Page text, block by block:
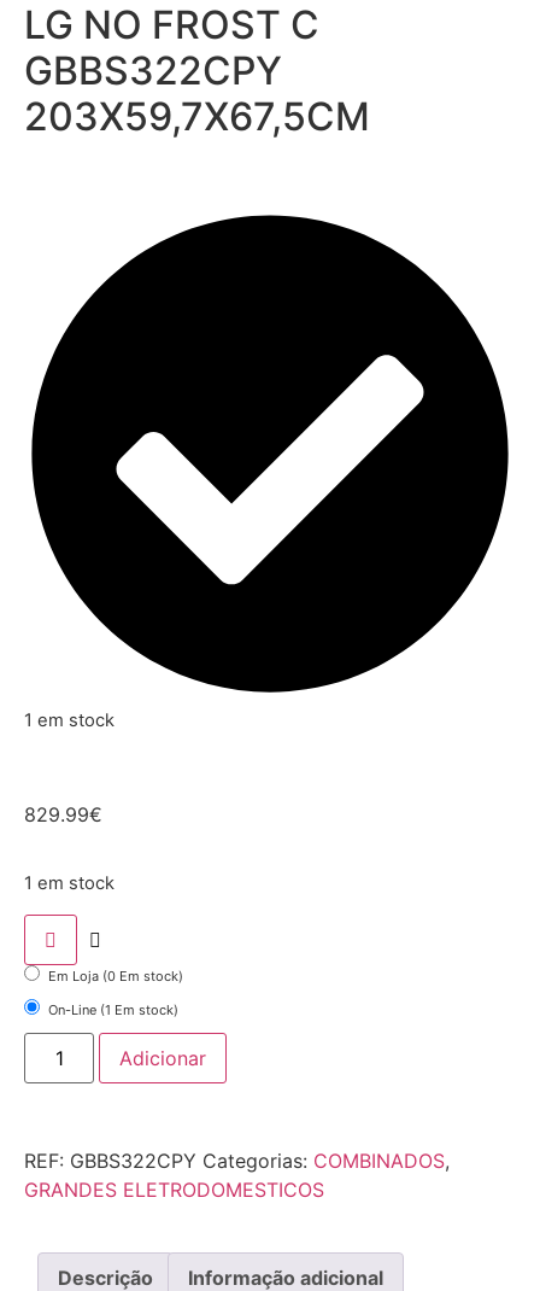
LG NO FROST C
GBBS322CPY
203X59,7X67,5CM
1 em stock
829.99€
1 em stock
Em Loja (0 Em stock)
On-Line (1 Em stock)
Adicionar
REF: GBBS322CPY Categorias: COMBINADOS,
GRANDES ELETRODOMESTICOS
Descrição Informação adicional